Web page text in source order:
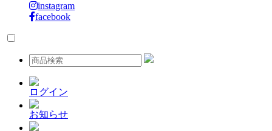
instagram
facebook
ログイン
お知らせ